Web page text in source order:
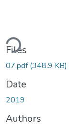
Files
07.pdf(348.9 KB)
Date
2019
Authors